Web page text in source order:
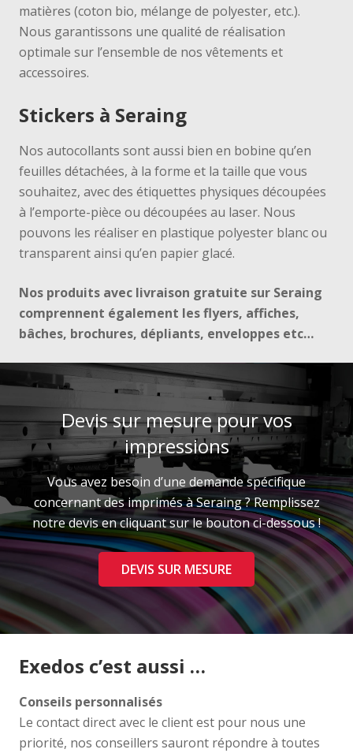
matières (coton bio, mélange de polyester, etc.).
Nous garantissons une qualité de réalisation
optimale sur l’ensemble de nos vêtements et
accessoires.
Stickers à Seraing
Nos autocollants sont aussi bien en bobine qu’en
feuilles détachées, à la forme et la taille que vous
souhaitez, avec des étiquettes physiques découpées
à l’emporte-pièce ou découpées au laser. Nous
pouvons les réaliser en plastique polyester blanc ou
transparent ainsi qu’en papier glacé.
Nos produits avec livraison gratuite sur Seraing
comprennent également les flyers, affiches,
bâches, brochures, dépliants, enveloppes etc…
Devis sur mesure pour vos
impressions
Vous avez besoin d’une demande spécifique
concernant des imprimés à Seraing ? Remplissez
notre devis en cliquant sur le bouton ci-dessous !
DEVIS SUR MESURE
Exedos c’est aussi …
Conseils personnalisés
Le contact direct avec le client est pour nous une
priorité, nos conseillers sauront répondre à toutes